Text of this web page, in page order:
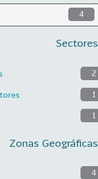
4
Sectores
2
1
1
Zonas Geográficas
4